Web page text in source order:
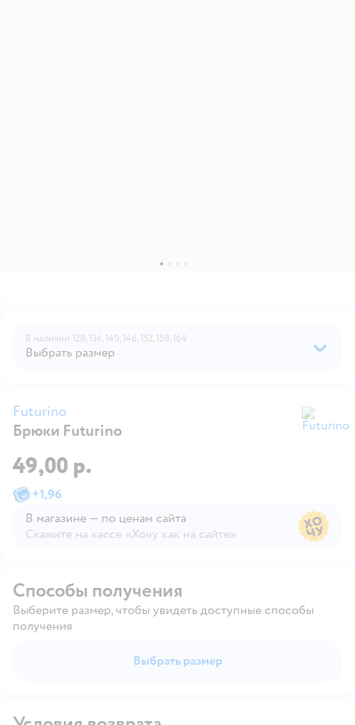
В наличии 128, 134, 140, 146, 152, 158, 164
Выбрать размер
Futurino
Брюки Futurino
49,00 р.
+1,96
В магазине — по ценам сайта
Скажите на кассе «Хочу как на сайте»
Способы получения
Выберите размер, чтобы увидеть доступные способы
получения
Выбрать размер